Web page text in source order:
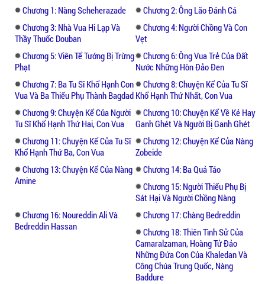
nghe. Những câu chuyện được sắp xếp khéo
léo để đúng khi mặt trời mọc là lúc hấp dẫn
nhất, nàng kín đáo dừng lại khi chuyện
chưa chấm dứt, đức vua cũng nóng lòng
muốn nghe đoạn tiếp nên không thể ra lệnh
giết nàng. Bộ truyện cứ thế tiếp diễn mãi
theo những câu chuyện hấp dẫn của nàng
Sheherazade kể cho đức vua nghe.
Tuy cuốn sách dành cho lứu tuổi học sinh
nhưng khi đọc hoặc nghe truyện Nghìn lẻ
một đêm chắc chắn sẽ làm hài lòng tất cả
người đọc từ trẻ em đến người lớn. Bạn hoàn
toàn sẽ bị cuốn vào những câu chuyện với
ngôn ngữ và hình ảnh rất phong phú, sinh
động vừa có yếu tố huyền bí, thần thoại, cổ
tích nhưng cũng rất thực tế, truyện luôn kết
thúc rất có hậu mang ý nghĩa nhân văn sâu
sắc, đặc trưng của những câu truyện dân
Chương 1: Nàng Scheherazade
Chương 2: Ông Lão Đánh Cá
Chương 3: Nhà Vua Hi Lạp Và
Thầy Thuốc Douban
Chương 4: Người Chồng Và Con
Vẹt
Chương 5: Viên Tể Tướng Bị Trừng
Phạt
Chương 6: Ông Vua Trẻ Của Đất
Nước Những Hòn Đảo Đen
Chương 7: Ba Tu Sĩ Khổ Hạnh Con
Vua Và Ba Thiếu Phụ Thành Bagdad
Chương 8: Chuyện Kể Của Tu Sĩ
Khổ Hạnh Thứ Nhất, Con Vua
Chương 9: Chuyện Kể Của Người
Tu Sĩ Khổ Hạnh Thứ Hai, Con Vua
Chương 10: Chuyện Kể Về Kẻ Hay
Ganh Ghét Và Người Bị Ganh Ghét
Chương 11: Chuyện Kể Của Tu Sĩ
Khổ Hạnh Thứ Ba, Con Vua
Chương 12: Chuyện Kể Của Nàng
Zobeide
Chương 13: Chuyện Kể Của Nàng
Amine
Chương 14: Ba Quả Táo
Chương 15: Người Thiếu Phụ Bị
Sát Hại Và Người Chồng Nàng
Chương 16: Noureddin Ali Và
Bedreddin Hassan
Chương 17: Chàng Bedreddin
Chương 18: Thiên Tình Sử Của
Camaralzaman, Hoàng Tử Đảo
Những Đứa Con Của Khaledan Và
Công Chúa Trung Quốc, Nàng
Baddure